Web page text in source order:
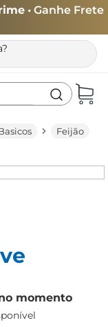
• Ganhe Frete
Feijão
momento